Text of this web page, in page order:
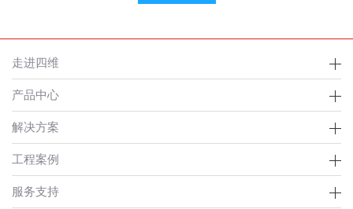
走进四维
产品中心
解决方案
工程案例
服务支持